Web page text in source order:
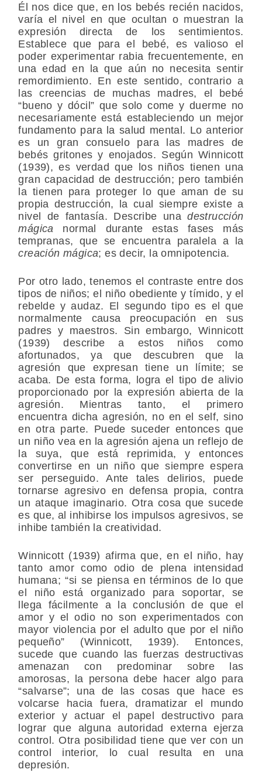
Él nos dice que, en los bebés recién nacidos,
varía el nivel en que ocultan o muestran la
expresión directa de los sentimientos.
Establece que para el bebé, es valioso el
poder experimentar rabia frecuentemente, en
una edad en la que aún no necesita sentir
remordimiento. En este sentido, contrario a
las creencias de muchas madres, el bebé
“bueno y dócil” que solo come y duerme no
necesariamente está estableciendo un mejor
fundamento para la salud mental. Lo anterior
es un gran consuelo para las madres de
bebés gritones y enojados. Según Winnicott
(1939), es verdad que los niños tienen una
gran capacidad de destrucción; pero también
la tienen para proteger lo que aman de su
propia destrucción, la cual siempre existe a
nivel de fantasía. Describe unadestrucción
mágica normal durante estas fases más
tempranas, que se encuentra paralela a la
creación mágica; es decir, la omnipotencia.
Por otro lado, tenemos el contraste entre dos
tipos de niños; el niño obediente y tímido, y el
rebelde y audaz. El segundo tipo es el que
normalmente causa preocupación en sus
padres y maestros. Sin embargo, Winnicott
(1939) describe a estos niños como
afortunados, ya que descubren que la
agresión que expresan tiene un límite; se
acaba. De esta forma, logra el tipo de alivio
proporcionado por la expresión abierta de la
agresión. Mientras tanto, el primero
encuentra dicha agresión, no en el self, sino
en otra parte. Puede suceder entonces que
un niño vea en la agresión ajena un reflejo de
la suya, que está reprimida, y entonces
convertirse en un niño que siempre espera
ser perseguido. Ante tales delirios, puede
tornarse agresivo en defensa propia, contra
un ataque imaginario. Otra cosa que sucede
es que, al inhibirse los impulsos agresivos, se
inhibe también la creatividad.
Winnicott (1939) afirma que, en el niño, hay
tanto amor como odio de plena intensidad
humana; “si se piensa en términos de lo que
el niño está organizado para soportar, se
llega fácilmente a la conclusión de que el
amor y el odio no son experimentados con
mayor violencia por el adulto que por el niño
pequeño” (Winnicott, 1939). Entonces,
sucede que cuando las fuerzas destructivas
amenazan con predominar sobre las
amorosas, la persona debe hacer algo para
“salvarse”; una de las cosas que hace es
volcarse hacia fuera, dramatizar el mundo
exterior y actuar el papel destructivo para
lograr que alguna autoridad externa ejerza
control. Otra posibilidad tiene que ver con un
control interior, lo cual resulta en una
depresión.